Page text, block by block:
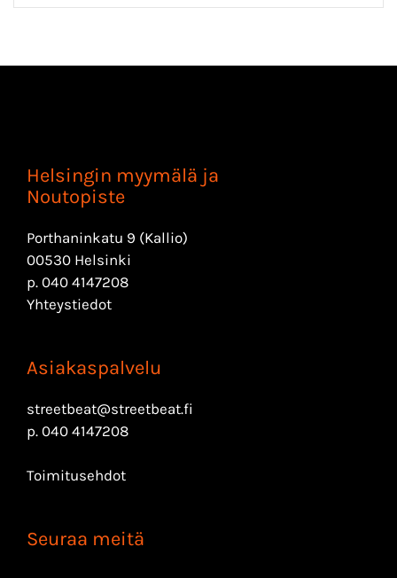
Helsingin myymälä ja
Noutopiste
Porthaninkatu 9 (Kallio)
00530 Helsinki
p. 040 4147208
Yhteystiedot
Asiakaspalvelu
streetbeat@streetbeat.fi
p. 040 4147208
Toimitusehdot
Seuraa meitä